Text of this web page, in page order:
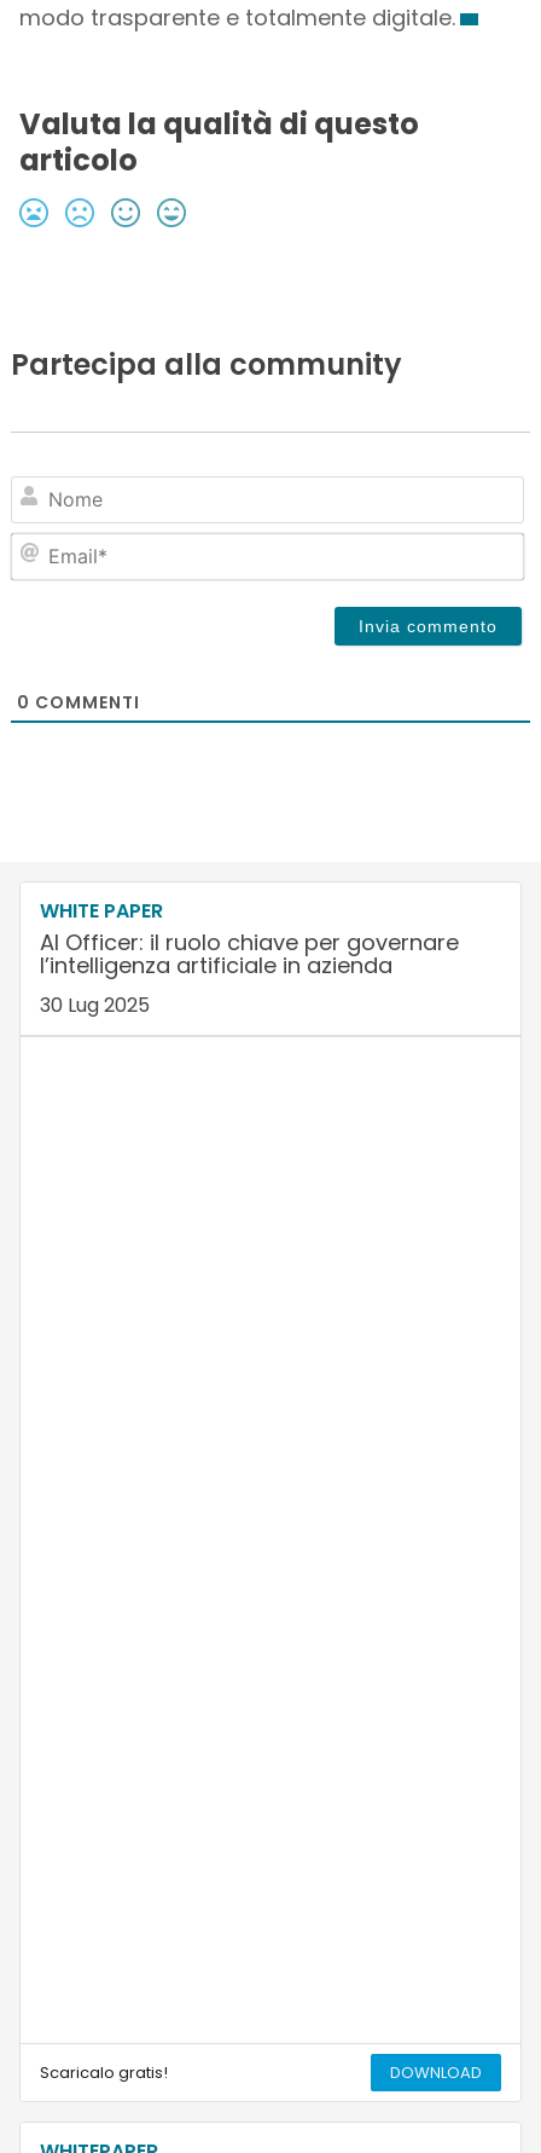
modo trasparente e totalmente digitale.
Valuta la qualità di questo
articolo
Partecipa alla community
0 COMMENTI
WHITE PAPER
AI Officer: il ruolo chiave per governare
l’intelligenza artificiale in azienda
30 Lug 2025
Scaricalo gratis! DOWNLOAD